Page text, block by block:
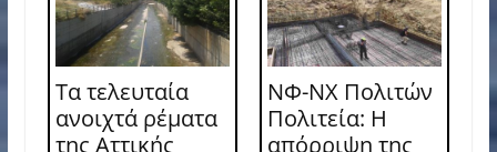
Τα τελευταία
ανοιχτά ρέματα
της Αττικής
ΝΦ-ΝΧ Πολιτών
Πολιτεία: Η
απόρριψη της